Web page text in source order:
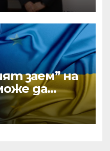
заем” на
да